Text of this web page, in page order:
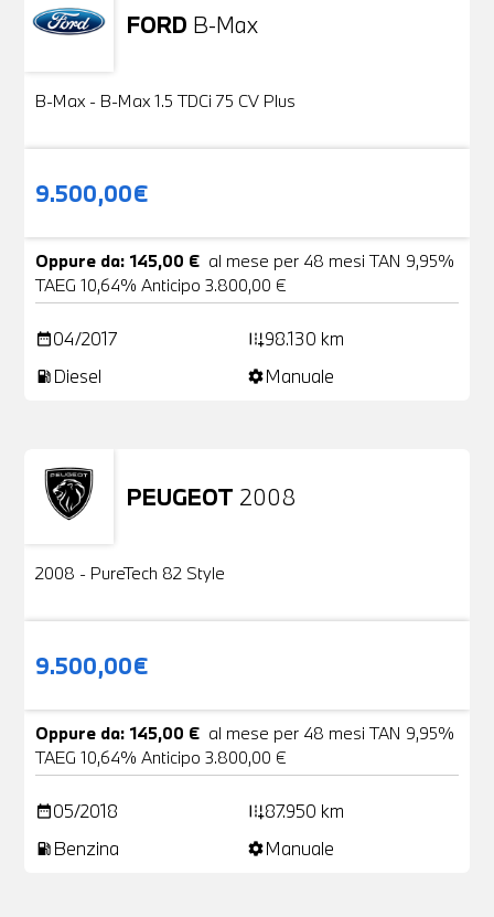
FORD B-Max
B-Max - B-Max 1.5 TDCi 75 CV Plus
9.500,00€
Oppure da: 145,00 € al mese per 48 mesi TAN 9,95%
TAEG 10,64% Anticipo 3.800,00 €
date_range04/2017 add_road98.130 km
local_gas_station Diesel settingsManuale
PEUGEOT 2008
Usato
2008 - PureTech 82 Style
9.500,00€
Oppure da: 145,00 € al mese per 48 mesi TAN 9,95%
TAEG 10,64% Anticipo 3.800,00 €
date_range05/2018 add_road87.950 km
local_gas_station Benzina settingsManuale